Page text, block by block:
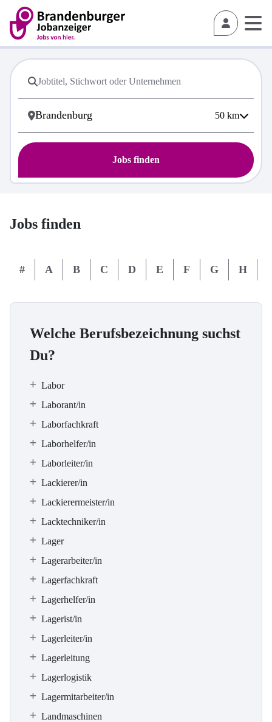
50 km
Jobs finden
Jobs finden
# A B C D E F G H
Welche Berufsbezeichnung suchst
Du?
Labor
Laborant/in
Laborfachkraft
Laborhelfer/in
Laborleiter/in
Lackierer/in
Lackierermeister/in
Lacktechniker/in
Lager
Lagerarbeiter/in
Lagerfachkraft
Lagerhelfer/in
Lagerist/in
Lagerleiter/in
Lagerleitung
Lagerlogistik
Lagermitarbeiter/in
Landmaschinen